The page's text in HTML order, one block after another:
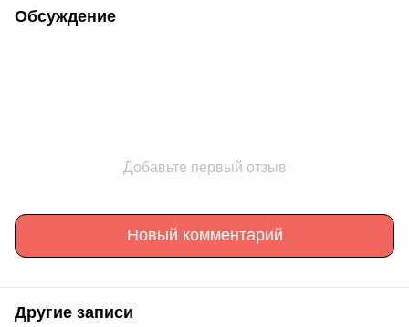
Обсуждение
Добавьте первый отзыв
Новый комментарий
Другие записи